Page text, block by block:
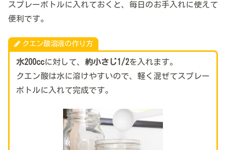
スプレーボトルに入れておくと、毎日のお手入れに使えて
便利です。
クエン酸溶液の作り方
水200ccに対して、 約小さじ1/2を入れます。
クエン酸は水に溶けやすいので、軽く混ぜてスプレー
ボトルに入れて完成です。